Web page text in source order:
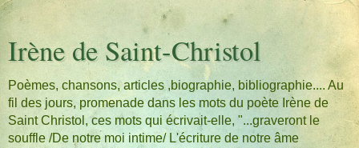
Irène de Saint-Christol
Poèmes, chansons, articles ,biographie, bibliographie.... Au
fil des jours, promenade dans les mots du poète Irène de
Saint Christol, ces mots qui écrivait-elle, "...graveront le
souffle /De notre moi intime/ L'écriture de notre âme